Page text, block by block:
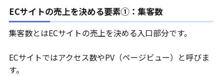
ECサイトの売上を決める要素①：集客数
集客数とはECサイトの売上を決める入口部分です。
ECサイトではアクセス数やPV（ページビュー）と呼びま
す。